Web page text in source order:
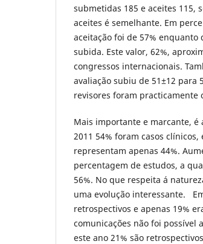
submetidas 185 e aceites 115,
aceites é semelhante. Em
aceitação foi de 57% enquanto
subida. Este valor, 62%,
congressos internacionais.
avaliação subiu de 51±12 para
revisores foram practicamente
Mais importante e marcante, é
2011 54% foram casos
representam apenas 44%.
percentagem de estudos, a
56%. No que respeita á
uma evolução interessante.
retrospectivos e apenas 19%
comunicações não foi possível
este ano 21% são